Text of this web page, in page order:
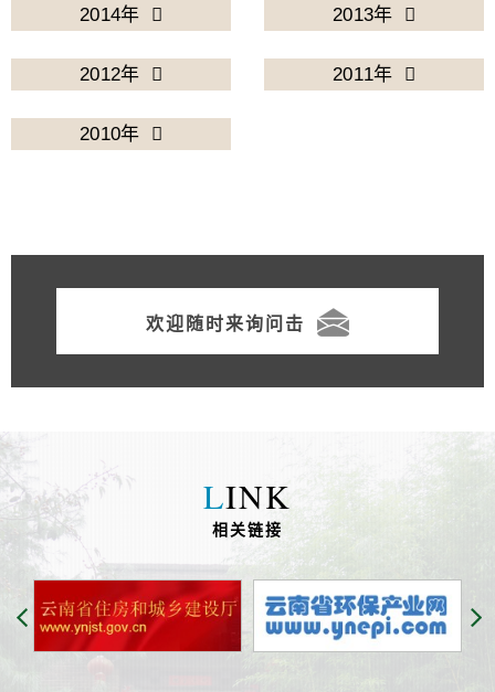
2014年 2013年
2012年 2011年
2010年
欢迎随时来询问击
LINK
相关链接